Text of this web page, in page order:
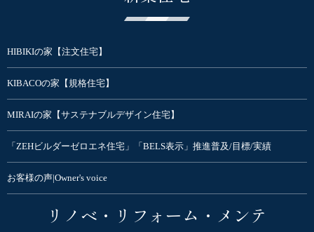
HIBIKIの家【注文住宅】
KIBACOの家【規格住宅】
MIRAIの家【サステナブルデザイン住宅】
「ZEHビルダーゼロエネ住宅」「BELS表示」推進普及/目標/実績
お客様の声|Owner's voice
リノベ・リフォーム・メンテ